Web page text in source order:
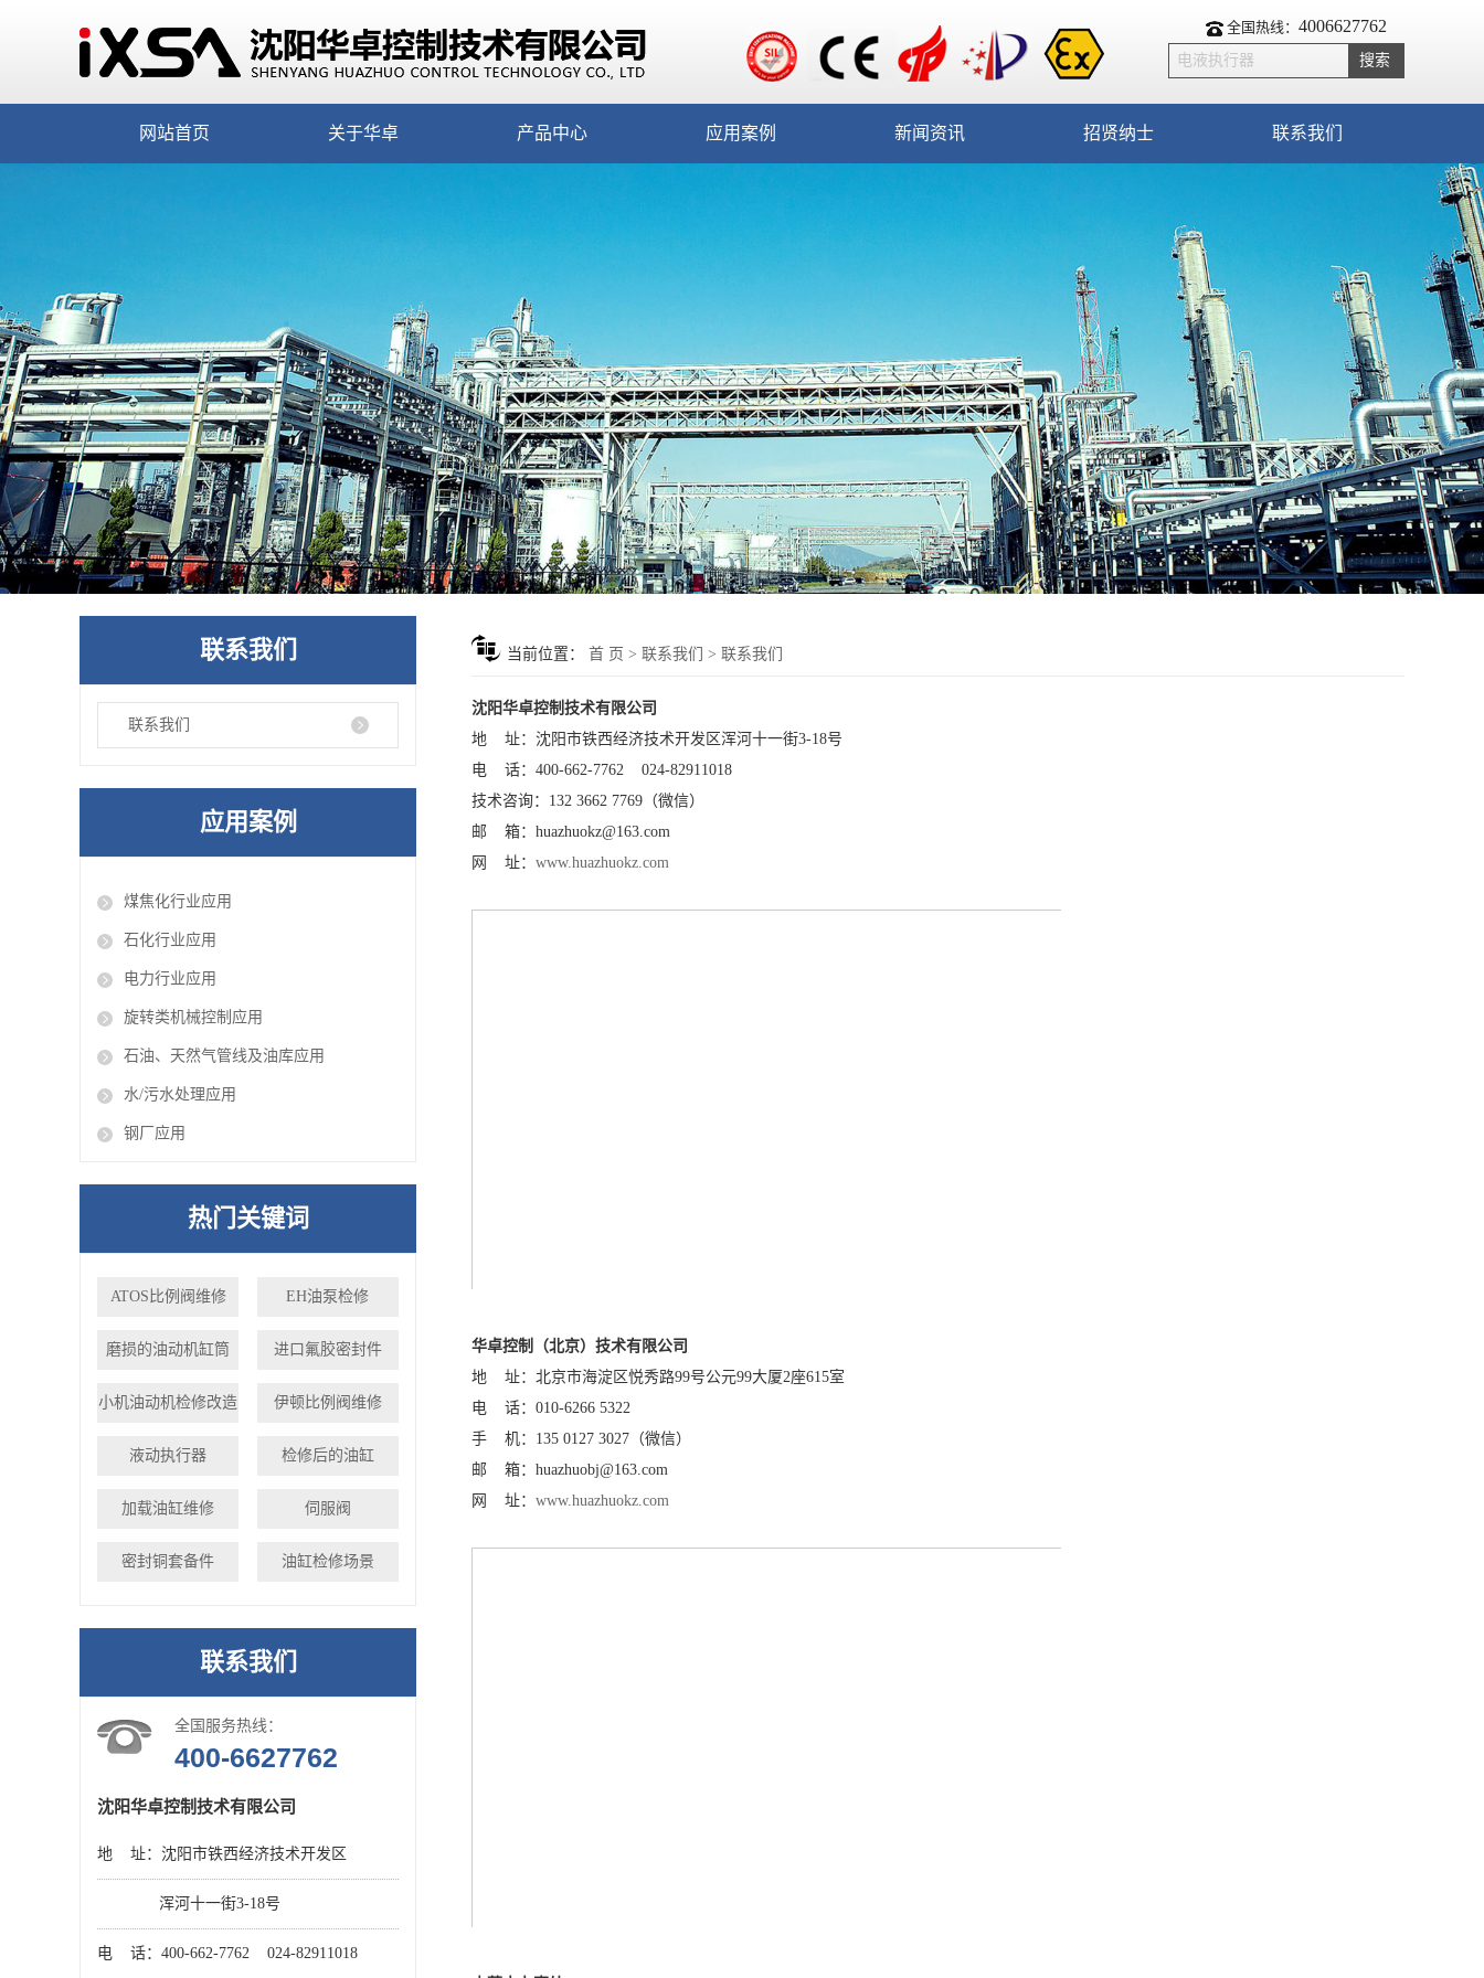
全国热线： 4006627762
网站首页 关于华卓 产品中心 应用案例 新闻资讯 招贤纳士 联系我们
联系我们
联系我们
应用案例
煤焦化行业应用
石化行业应用
电力行业应用
旋转类机械控制应用
石油、天然气管线及油库应用
水/污水处理应用
钢厂应用
热门关键词
ATOS比例阀维修 EH油泵检修
磨损的油动机缸筒 进口氟胶密封件
小机油动机检修改造 伊顿比例阀维修
液动执行器 检修后的油缸
加载油缸维修 伺服阀
密封铜套备件 油缸检修场景
联系我们
全国服务热线：
400-6627762
沈阳华卓控制技术有限公司
地 址：沈阳市铁西经济技术开发区
浑河十一街3-18号
电 话：400-662-7762 024-82911018
当前位置： 首 页 > 联系我们 > 联系我们
沈阳华卓控制技术有限公司
地 址：沈阳市铁西经济技术开发区浑河十一街3-18号
电 话：400-662-7762 024-82911018
技术咨询：132 3662 7769（微信）
邮 箱：huazhuokz@163.com
网 址： www.huazhuokz.com
华卓控制（北京）技术有限公司
地 址：北京市海淀区悦秀路99号公元99大厦2座615室
电 话：010-6266 5322
手 机：135 0127 3027（微信）
邮 箱：huazhuobj@163.com
网 址： www.huazhuokz.com